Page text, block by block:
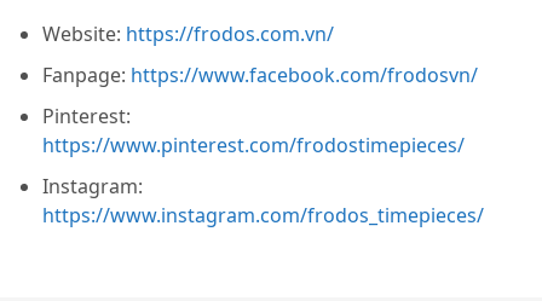
Website: https://frodos.com.vn/
Fanpage: https://www.facebook.com/frodosvn/
Pinterest:
https://www.pinterest.com/frodostimepieces/
Instagram:
https://www.instagram.com/frodos_timepieces/